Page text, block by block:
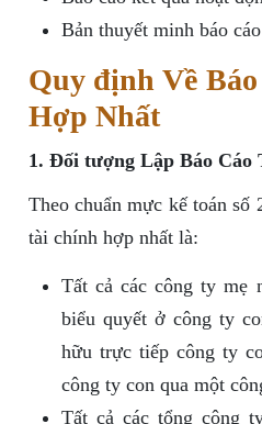
Bản thuyết minh báo
Quy định Về
Hợp Nhất
1. Đối tượng Lập Báo Cáo
Theo chuẩn mực kế toán số
tài chính hợp nhất là:
Tất cả các công ty mẹ
biểu quyết ở công ty
hữu trực tiếp công ty
công ty con qua một
Tất cả các tổng công